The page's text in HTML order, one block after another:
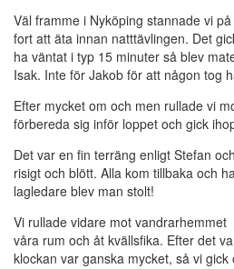
Väl framme i Nyköping stannade vi
fort att äta innan natttävlingen. Det
ha väntat i typ 15 minuter så blev
Isak. Inte för Jakob för att någon tog
Efter mycket om och men rullade vi
förbereda sig inför loppet och gick
Det var en fin terräng enligt Stefan
risigt och blött. Alla kom tillbaka och
lagledare blev man stolt!
Vi rullade vidare mot
våra rum och åt kvällsfika. Efter det
klockan var ganska mycket, så vi gick